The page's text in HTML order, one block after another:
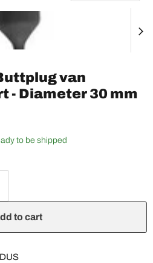
van
- Diameter 30 mm
to be shipped
to cart